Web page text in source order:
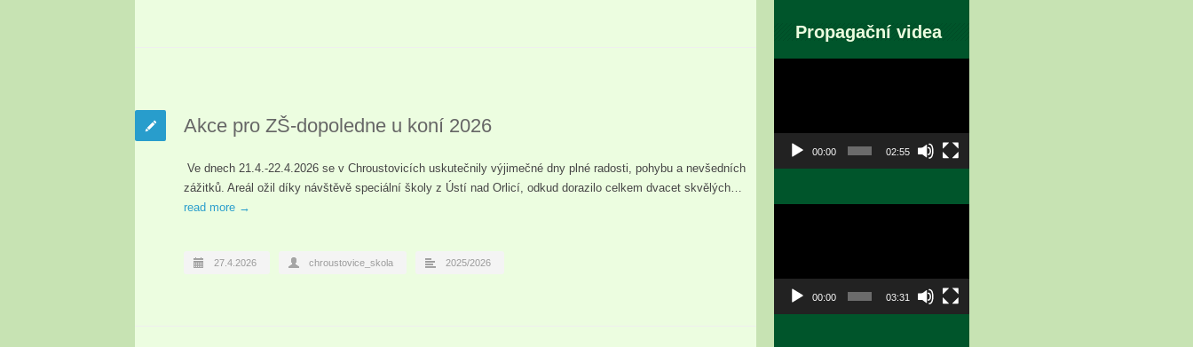
Akce pro ZŠ-dopoledne u koní 2026
Ve dnech 21.4.-22.4.2026 se v Chroustovicích uskutečnily výjimečné dny plné radosti, pohybu a nevšedních
zážitků. Areál ožil díky návštěvě speciální školy z Ústí nad Orlicí, odkud dorazilo celkem dvacet skvělých…
read more →
27.4.2026 chroustovice_skola 2025/2026
Propagační videa
00:00 02:55
00:00 03:31